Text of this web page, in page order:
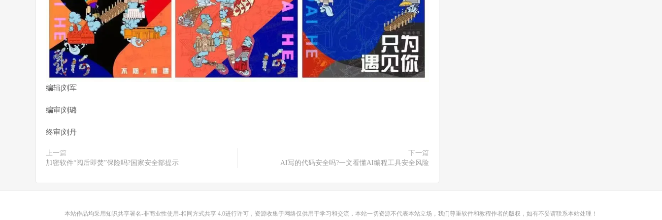
编辑|刘军
编审|刘璐
终审|刘丹
上一篇
加密软件“阅后即焚”保险吗?国家安全部提示
下一篇
AI写的代码安全吗?一文看懂AI编程工具安全风险
本站作品均采用知识共享署名-非商业性使用-相同方式共享 4.0进行许可，资源收集于网络仅供用于学习和交流，本站一切资源不代表本站立场，我们尊重软件和教程作者的版权，如有不妥请联系本站处理！